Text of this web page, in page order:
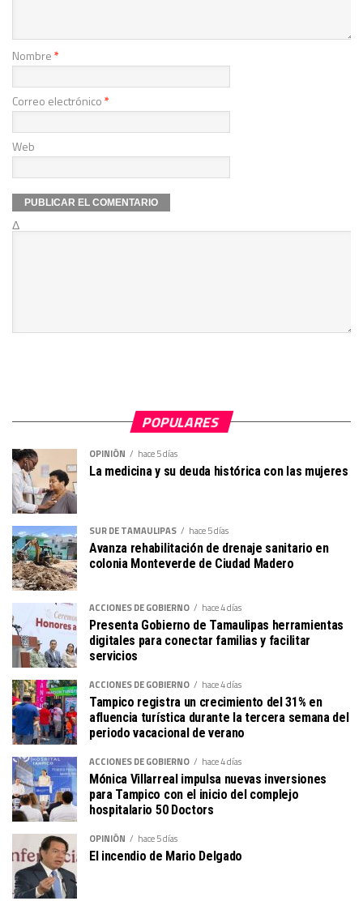
Nombre*
Correo electrónico*
Web
Δ
POPULARES
OPINIÓN hace 5 días
La medicina y su deuda histórica con las mujeres
SUR DE TAMAULIPAS hace 5 días
Avanza rehabilitación de drenaje sanitario en
colonia Monteverde de Ciudad Madero
ACCIONES DE GOBIERNO hace 4 días
Presenta Gobierno de Tamaulipas herramientas
digitales para conectar familias y facilitar
servicios
ACCIONES DE GOBIERNO hace 4 días
Tampico registra un crecimiento del 31% en
afluencia turística durante la tercera semana del
periodo vacacional de verano
ACCIONES DE GOBIERNO hace 4 días
Mónica Villarreal impulsa nuevas inversiones
para Tampico con el inicio del complejo
hospitalario 50 Doctors
OPINIÓN hace 5 días
El incendio de Mario Delgado